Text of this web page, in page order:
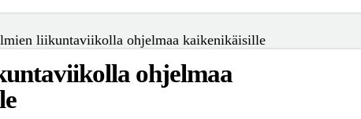
ohjelmaa